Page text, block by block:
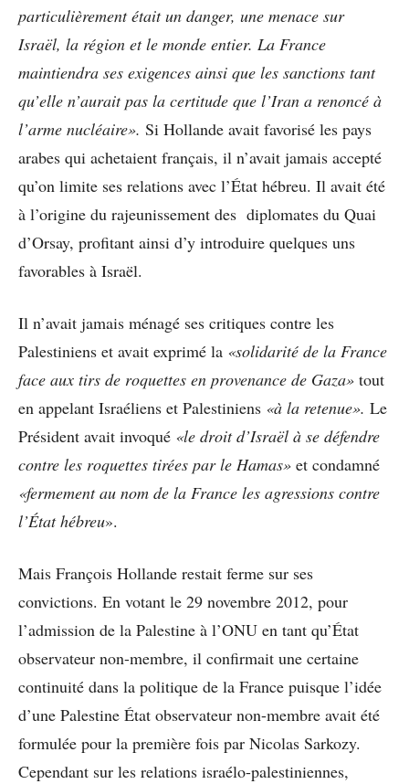
particulièrement était un danger, une menace sur
Israël, la région et le monde entier. La France
maintiendra ses exigences ainsi que les sanctions tant
qu’elle n’aurait pas la certitude que l’Iran a renoncé à
l’arme nucléaire». Si Hollande avait favorisé les pays
arabes qui achetaient français, il n’avait jamais accepté
qu’on limite ses relations avec l’État hébreu. Il avait été
à l’origine du rajeunissement des diplomates du Quai
d’Orsay, profitant ainsi d’y introduire quelques uns
favorables à Israël.
Il n’avait jamais ménagé ses critiques contre les
Palestiniens et avait exprimé la «solidarité de la France
face aux tirs de roquettes en provenance de Gaza» tout
en appelant Israéliens et Palestiniens «à la retenue». Le
Président avait invoqué «le droit d’Israël à se défendre
contre les roquettes tirées par le Hamas» et condamné
«fermement au nom de la France les agressions contre
l’État hébreu».
Mais François Hollande restait ferme sur ses
convictions. En votant le 29 novembre 2012, pour
l’admission de la Palestine à l’ONU en tant qu’État
observateur non-membre, il confirmait une certaine
continuité dans la politique de la France puisque l’idée
d’une Palestine État observateur non-membre avait été
formulée pour la première fois par Nicolas Sarkozy.
Cependant sur les relations israélo-palestiniennes,